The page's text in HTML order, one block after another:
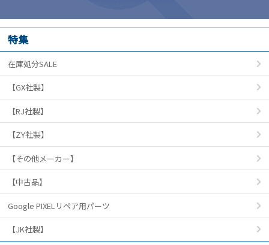
特集
在庫処分SALE
【GX社製】
【RJ社製】
【ZY社製】
【その他メーカー】
【中古品】
Google PIXELリペア用パーツ
【JK社製】